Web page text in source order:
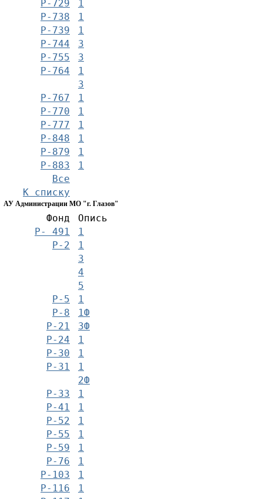
Р-729
1
Р-738
1
Р-739
1
Р-744
3
Р-755
3
Р-764
1
3
Р-767
1
Р-770
1
Р-777
1
Р-848
1
Р-879
1
Р-883
1
Все
К списку
АУ Администрации МО "г. Глазов"
Фонд
Опись
Р- 491
1
Р-2
1
3
4
5
Р-5
Р-8
1
Р-21
1Ф
3Ф
Р-24
1
Р-30
1
Р-31
1
2Ф
Р-33
1
Р-41
1
Р-52
1
Р-55
1
Р-59
1
Р-76
1
Р-103
1
Р-116
1